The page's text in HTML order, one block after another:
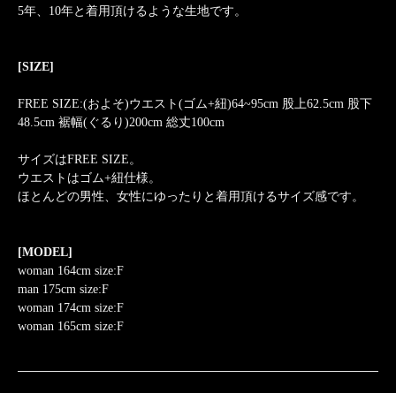
5年、10年と着用頂けるような生地です。
[SIZE]
FREE SIZE:(およそ)ウエスト(ゴム+紐)64~95cm 股上62.5cm 股下
48.5cm 裾幅(ぐるり)200cm 総丈100cm
サイズはFREE SIZE。
ウエストはゴム+紐仕様。
ほとんどの男性、女性にゆったりと着用頂けるサイズ感です。
[MODEL]
woman 164cm size:F
man 175cm size:F
woman 174cm size:F
woman 165cm size:F